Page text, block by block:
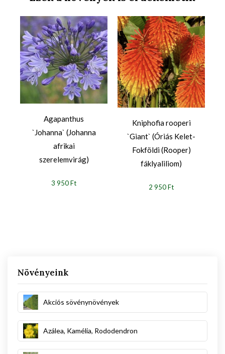
Növényeink
Akciós sövénynövények
Azálea, Kamélia, Rododendron
Agapanthus
`Johanna` (Johanna
afrikai
szerelemvirág)
3 950 Ft
Kniphofia rooperi
`Giant` (Óriás Kelet-
Fokföldi (Rooper)
fáklyaliliom)
2 950 Ft